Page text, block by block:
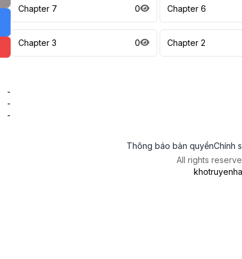
-
-
-
Chapter 7 0 Chapter 6
Chapter 3 0 Chapter 2
Thông báo bản quyềnChính
All rights